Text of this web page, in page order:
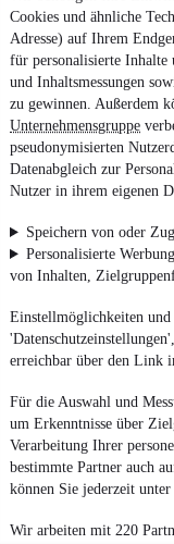
Cookies und ähnliche
Adresse) auf Ihrem
für personalisierte Inhalte
und Inhaltsmessungen
zu gewinnen. Außerdem
Unternehmensgruppe
pseudonymisierten
Datenabgleich zur
Nutzer in ihrem eigenen
Speichern von oder
Personalisierte
von Inhalten,
Einstellmöglichkeiten
erreichbar über den Link
Für die Auswahl und
um Erkenntnisse über
Verarbeitung Ihrer
bestimmte Partner auch
können Sie jederzeit
Wir arbeiten mit 220